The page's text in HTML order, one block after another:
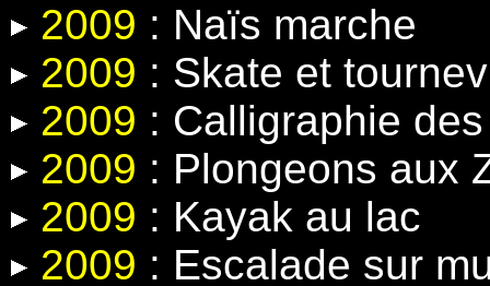
2009 : Naïs marche
2009 : Skate et
2009 : Calligraphie
2009 : Plongeons aux
2009 : Kayak au lac
2009 : Escalade sur